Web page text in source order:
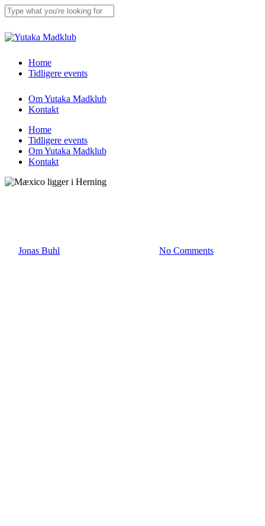
Skip
to
main
content
Close
Menu
Home
Tidligere events
Om Yutaka Madklub
Kontakt
Home
Tidligere events
Om Yutaka Madklub
Kontakt
Jonas Buhl No Comments